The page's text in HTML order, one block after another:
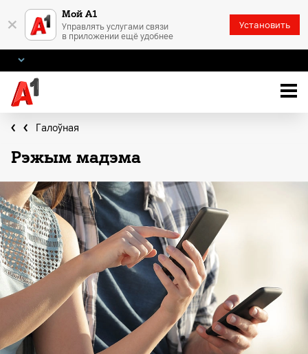
× Мой А1
Управлять услугами связи
в приложении ещё удобнее
Установить
Галоўная
Рэжым мадэма